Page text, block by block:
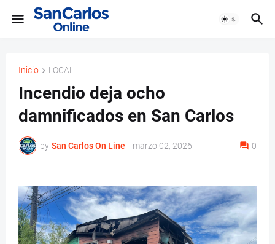
Inicio LOCAL
Incendio deja ocho
damnificados en San Carlos
by San Carlos On Line - marzo 02, 2026 0